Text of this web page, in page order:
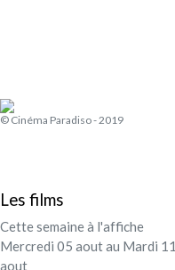
© Cinéma Paradiso - 2019
Les films
Cette semaine à l'affiche
Mercredi 05 aout au Mardi 11
aout